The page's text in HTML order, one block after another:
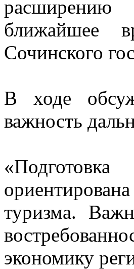
расширению
ближайшее
Сочинского
В ходе
важность
туризма.
экономику